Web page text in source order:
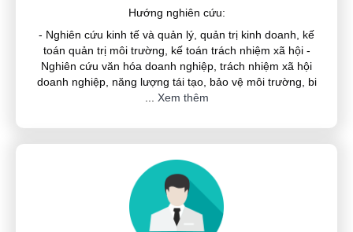
Hướng nghiên cứu:
- Nghiên cứu kinh tế và quản lý, quản trị kinh doanh, kế
toán quản trị môi trường, kế toán trách nhiệm xã hội -
Nghiên cứu văn hóa doanh nghiệp, trách nhiệm xã hội
doanh nghiệp, năng lượng tái tạo, bảo vệ môi trường, bi
Xem thêm